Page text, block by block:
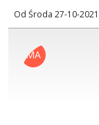
Od Środa 27-10-2021
MA